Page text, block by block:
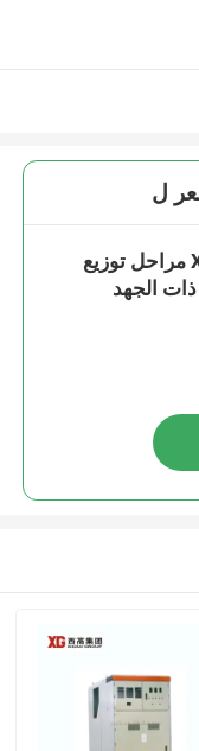
ل
XGD-0.4 400V 3 مراحل توزيع
ذات الجهد